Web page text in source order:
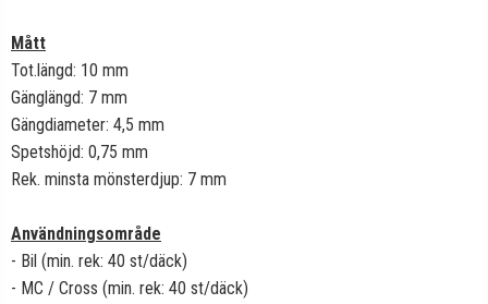
Mått
Tot.längd: 10 mm
Gänglängd: 7 mm
Gängdiameter: 4,5 mm
Spetshöjd: 0,75 mm
Rek. minsta mönsterdjup: 7 mm
Användningsområde
- Bil (min. rek: 40 st/däck)
- MC / Cross (min. rek: 40 st/däck)